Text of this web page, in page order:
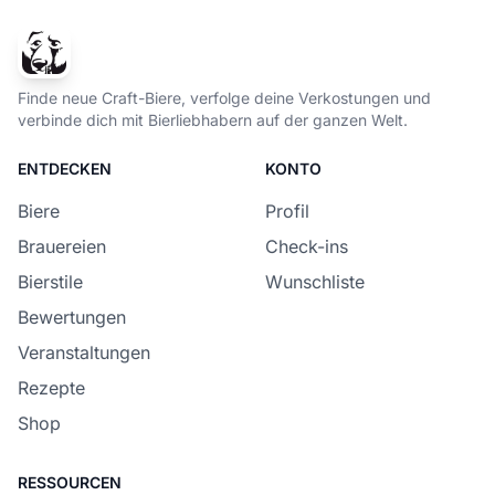
Finde neue Craft-Biere, verfolge deine Verkostungen und
verbinde dich mit Bierliebhabern auf der ganzen Welt.
ENTDECKEN
Biere
Brauereien
Bierstile
Bewertungen
Veranstaltungen
Rezepte
Shop
KONTO
Profil
Check-ins
Wunschliste
RESSOURCEN